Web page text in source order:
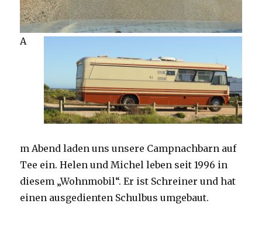
A
m Abend laden uns unsere Campnachbarn auf
Tee ein. Helen und Michel leben seit 1996 in
diesem „Wohnmobil“. Er ist Schreiner und hat
einen ausgedienten Schulbus umgebaut.